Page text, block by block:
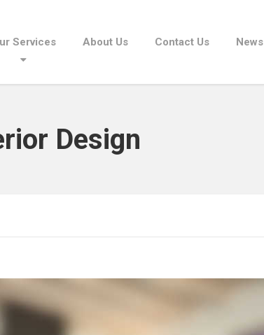
Services About Us Contact Us News
Design